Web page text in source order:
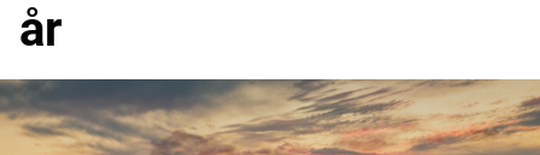
Platsbanken
år